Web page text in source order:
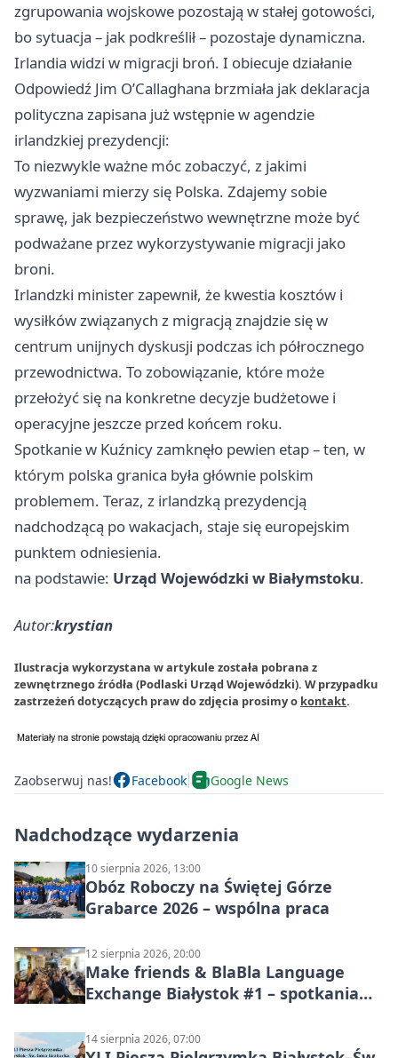
zgrupowania wojskowe pozostają w stałej gotowości,
bo sytuacja – jak podkreślił – pozostaje dynamiczna.
Irlandia widzi w migracji broń. I obiecuje działanie
Odpowiedź Jim O’Callaghana brzmiała jak deklaracja
polityczna zapisana już wstępnie w agendzie
irlandzkiej prezydencji:
To niezwykle ważne móc zobaczyć, z jakimi
wyzwaniami mierzy się Polska. Zdajemy sobie
sprawę, jak bezpieczeństwo wewnętrzne może być
podważane przez wykorzystywanie migracji jako
broni.
Irlandzki minister zapewnił, że kwestia kosztów i
wysiłków związanych z migracją znajdzie się w
centrum unijnych dyskusji podczas ich półrocznego
przewodnictwa. To zobowiązanie, które może
przełożyć się na konkretne decyzje budżetowe i
operacyjne jeszcze przed końcem roku.
Spotkanie w Kuźnicy zamknęło pewien etap – ten, w
którym polska granica była głównie polskim
problemem. Teraz, z irlandzką prezydencją
nadchodzącą po wakacjach, staje się europejskim
punktem odniesienia.
na podstawie: Urząd Wojewódzki w Białymstoku.
Autor:krystian
Ilustracja wykorzystana w artykule została pobrana z
zewnętrznego źródła (Podlaski Urząd Wojewódzki). W przypadku
zastrzeżeń dotyczących praw do zdjęcia prosimy o kontakt.
Zaobserwuj nas! Facebook Google News
Nadchodzące wydarzenia
10 sierpnia 2026, 13:00
Obóz Roboczy na Świętej Górze
Grabarce 2026 – wspólna praca
12 sierpnia 2026, 20:00
Make friends & BlaBla Language
Exchange Białystok #1 – spotkania
14 sierpnia 2026, 07:00